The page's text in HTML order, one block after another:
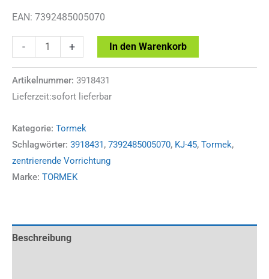
EAN: 7392485005070
-
Tormek
Vorrichtung
f.
KJ-
3918431
+ In den Warenkorb
Artikelnummer: 3918431
Lieferzeit:sofort lieferbar
Kategorie: Tormek
Schlagwörter: 3918431, 7392485005070, KJ-45, Tormek,
zentrierende Vorrichtung
Marke: TORMEK
Beschreibung